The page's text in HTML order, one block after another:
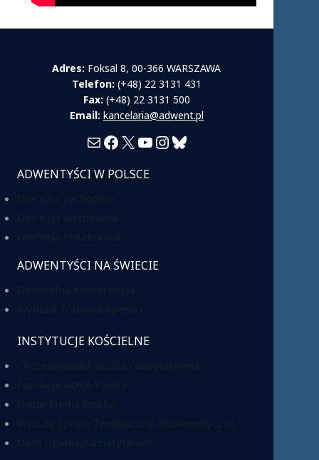
Adres: Foksal 8, 00-366 WARSZAWA
Telefon: (+48) 22 3131 431
Fax: (+48) 22 3131 500
Email: kancelaria@adwent.pl
MailFacebook
X YouTube
Instagram
Bluesky
ADWENTYŚCI W POLSCE
ADWENTYŚCI NA ŚWIECIE
INSTYTUCJE KOŚCIELNE